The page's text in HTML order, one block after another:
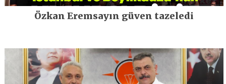
Özkan Eremsayın güven tazeledi